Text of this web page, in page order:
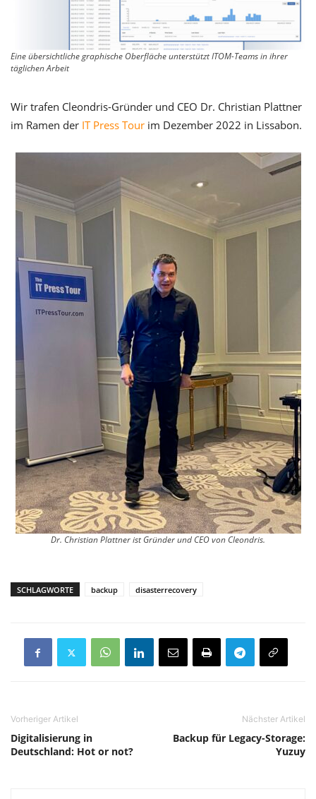
Eine übersichtliche graphische Oberfläche unterstützt ITOM-Teams in ihrer
täglichen Arbeit
Wir trafen Cleondris-Gründer und CEO Dr. Christian Plattner
im Ramen der IT Press Tour im Dezember 2022 in Lissabon.
Dr. Christian Plattner ist Gründer und CEO von Cleondris.
SCHLAGWORTE backup disasterrecovery
Vorheriger Artikel
Digitalisierung in
Deutschland: Hot or not?
Nächster Artikel
Backup für Legacy-Storage:
Yuzuy